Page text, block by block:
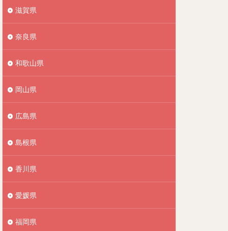
滋賀県
奈良県
和歌山県
岡山県
広島県
島根県
香川県
愛媛県
福岡県